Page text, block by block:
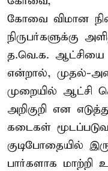
கோவை விமான
நிருபர்களுக்கு
த.வெ.க. ஆட்சியை
என்றால், முதல்-
முறையில் ஆட்சி
அறிகுறி என
கடைகள்
குடிபோதையில்
பார்களாக